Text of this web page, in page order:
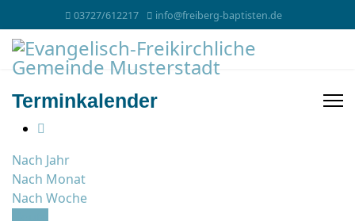
03727/612217 info@freiberg-baptisten.de
Terminkalender
Nach Jahr
Nach Monat
Nach Woche